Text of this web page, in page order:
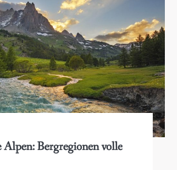
Alpen: Bergregionen volle